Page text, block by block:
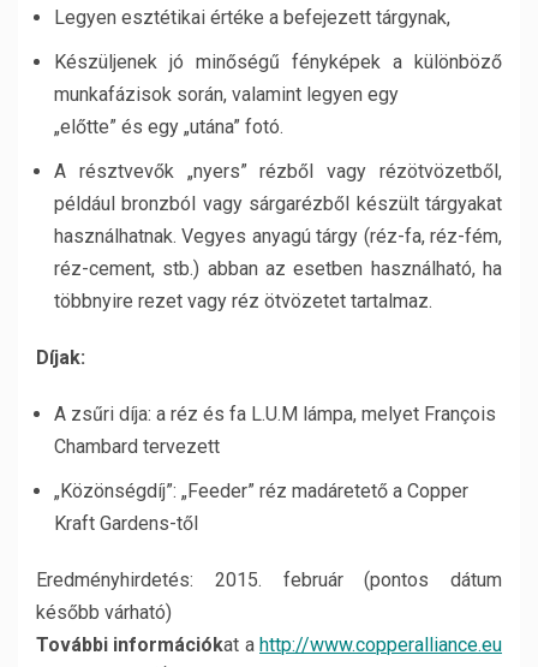
Legyen esztétikai értéke a befejezett tárgynak,
Készüljenek jó minőségű fényképek a különböző
munkafázisok során, valamint legyen egy
„előtte” és egy „utána” fotó.
A résztvevők „nyers” rézből vagy rézötvözetből,
például bronzból vagy sárgarézből készült tárgyakat
használhatnak. Vegyes anyagú tárgy (réz-fa, réz-fém,
réz-cement, stb.) abban az esetben használható, ha
többnyire rezet vagy réz ötvözetet tartalmaz.
Díjak:
A zsűri díja: a réz és fa L.U.M lámpa, melyet François
Chambard tervezett
„Közönségdíj”: „Feeder” réz madáretető a Copper
Kraft Gardens-től
Eredményhirdetés: 2015. február (pontos dátum
később várható)
További információkat ahttp://www.copperalliance.eu